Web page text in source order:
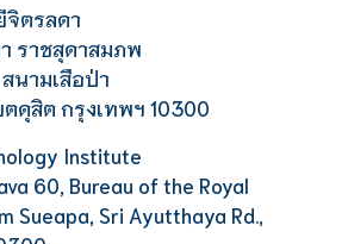
จิตรลดา
ราชสุดาสมภพ
นามเสือป่า
ดุสิต กรุงเทพฯ 10300
Institute
60, Bureau of the Royal
Sueapa, Sri Ayutthaya Rd.,